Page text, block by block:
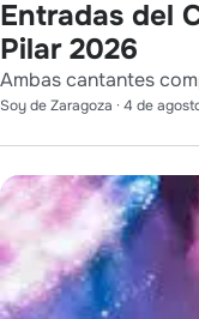
Entradas del
Pilar 2026
Ambas cantantes
Soy de Zaragoza · 4 de